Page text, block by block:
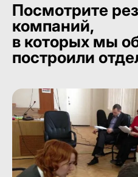
Посмотрите
компаний,
в которых мы
построили